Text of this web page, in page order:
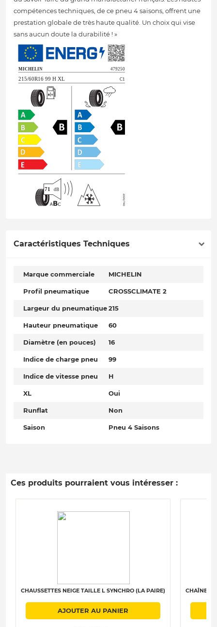
compétences techniques, de ce pneu 4 saisons, offrent une
prestation globale de très haute qualité. Un choix qui vise
sans aucun doute la durabilité ! »
Caractéristiques Techniques
Marque commerciale MICHELIN
Profil pneumatique CROSSCLIMATE 2
Largeur du pneumatique215
Hauteur pneumatique 60
Diamètre (en pouces) 16
Indice de charge pneu 99
Indice de vitesse pneu H
XL Oui
Runflat Non
Saison Pneu 4 Saisons
Ces produits pourraient vous intéresser :
CHAUSSETTES NEIGE TAILLE L SYNCHRO (LA PAIRE)
AJOUTER AU PANIER
CHAÎNES